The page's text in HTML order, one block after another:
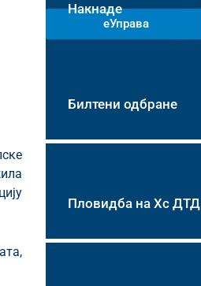
Накнаде
еУправа
Билтени одбране
Пловидба на Хс ДТД